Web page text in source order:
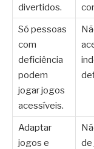
divertidos.
Só pessoas
com
deficiência
podem
jogar jogos
acessíveis.
Adaptar
jogos e
de